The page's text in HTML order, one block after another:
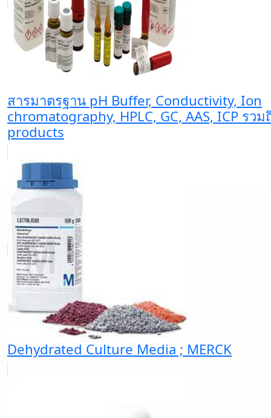
สารมาตรฐาน pH Buffer, Conductivity, Ion
chromatography, HPLC, GC, AAS, ICP รวม
products
Dehydrated Culture Media ; MERCK